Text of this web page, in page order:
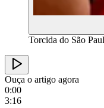
Torcida do São
Ouça o artigo agora
0:00
3:16